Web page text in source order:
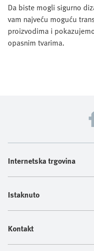
Da biste mogli sigurno
vam najveću moguću
proizvodima i
opasnim tvarima.
Internetska trgovina
Istaknuto
Kontakt